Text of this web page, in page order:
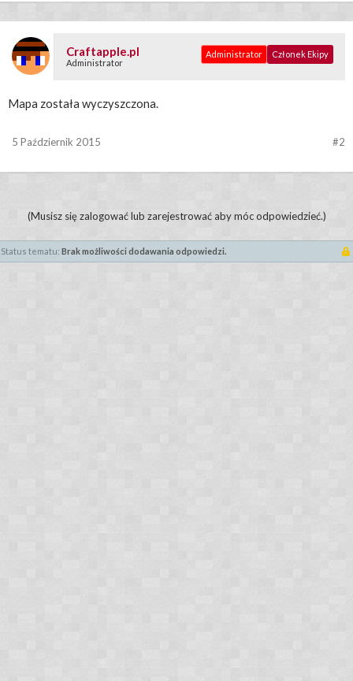
Craftapple.pl
Administrator
Członek Ekipy
Administrator
Mapa została wyczyszczona.
#2
5 Październik 2015
(Musisz się zalogować lub zarejestrować aby móc odpowiedzieć.)
Status tematu: Brak możliwości dodawania odpowiedzi.